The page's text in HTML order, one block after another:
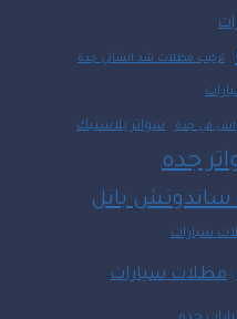
تركيب مظلات شد انشائي جدة
في جدة سواتر بلاستيك
جده
بانل
سيارات
مظلات سيارات